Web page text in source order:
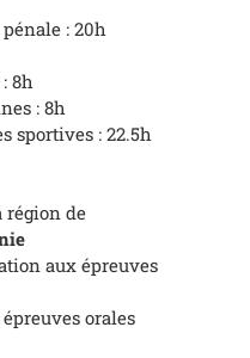
: 20h
8h
: 8h
sportives : 22.5h
région de
aux épreuves
orales